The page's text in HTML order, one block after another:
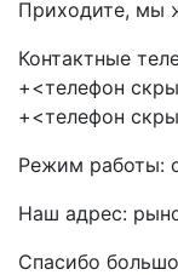
Приходите, мы
Контактные
+<телефон
+<телефон
Режим работы:
Наш адрес:
Спасибо